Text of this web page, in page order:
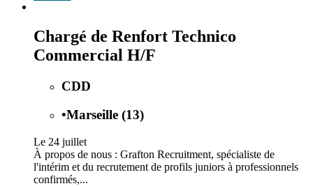
Chargé de Renfort Technico
Commercial H/F
CDD
•Marseille (13)
Le 24 juillet
À propos de nous : Grafton Recruitment, spécialiste de
l'intérim et du recrutement de profils juniors à professionnels
confirmés,...